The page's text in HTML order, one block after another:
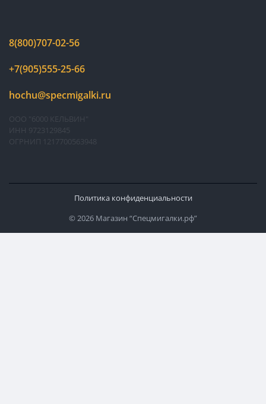
8(800)707-02-56
+7(905)555-25-66
hochu@specmigalki.ru
ООО "6000 КЕЛЬВИН"
ИНН 9723129845
ОГРНИП 1217700563948
Политика конфиденциальности
© 2026 Магазин “Спецмигалки.рф”